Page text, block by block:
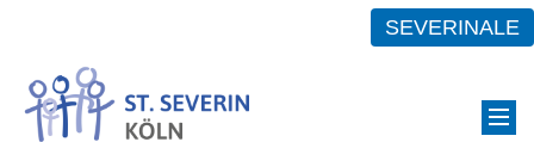
SEVERINALE